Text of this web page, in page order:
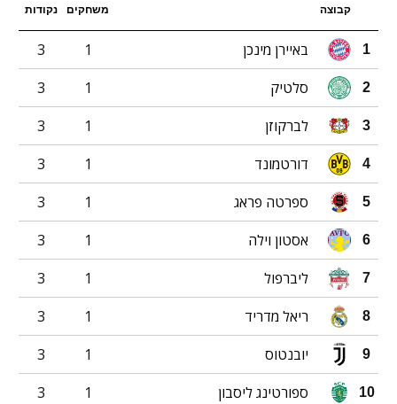
קבוצה משחקים נקודות
1 באיירן מינכן 1
3
2 סלטיק 1
3
3 לברקוזן 1
3
4 דורטמונד 1
3
5 ספרטה פראג 1
3
6 אסטון וילה 1
3
7 ליברפול 1
3
8 ריאל מדריד 1
3
9 יובנטוס 1
3
10 ספורטינג ליסבון 1
3